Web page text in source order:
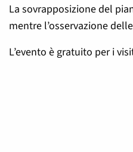
La sovrapposizione del
mentre l’osservazione
L’evento è gratuito per i